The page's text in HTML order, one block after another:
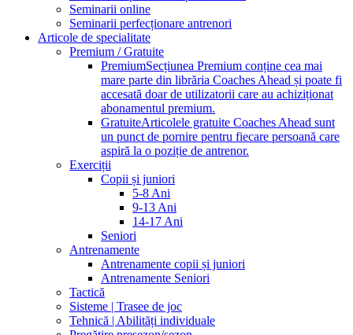
Seminarii online
Seminarii perfecționare antrenori
Articole de specialitate
Premium / Gratuite
PremiumSecțiunea Premium conține cea mai
mare parte din librăria Coaches Ahead și poate fi
accesată doar de utilizatorii care au achiziționat
abonamentul premium.
GratuiteArticolele gratuite Coaches Ahead sunt
un punct de pornire pentru fiecare persoană care
aspiră la o poziție de antrenor.
Exerciții
Copii și juniori
5-8 Ani
9-13 Ani
14-17 Ani
Seniori
Antrenamente
Antrenamente copii și juniori
Antrenamente Seniori
Tactică
Sisteme | Trasee de joc
Tehnică | Abilități individuale